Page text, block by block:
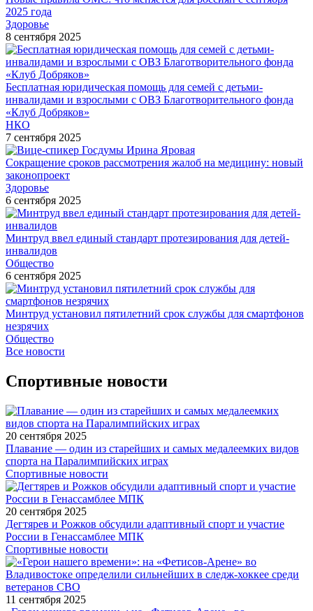
2025 года
Здоровье
8 сентября 2025
Бесплатная юридическая помощь для семей с детьми-
инвалидами и взрослыми с ОВЗ Благотворительного фонда
«Клуб Добряков»
НКО
7 сентября 2025
Сокращение сроков рассмотрения жалоб на медицину: новый
законопроект
Здоровье
6 сентября 2025
Минтруд ввел единый стандарт протезирования для детей-
инвалидов
Общество
6 сентября 2025
Минтруд установил пятилетний срок службы для смартфонов
незрячих
Общество
Все новости
Спортивные новости
20 сентября 2025
Плавание — один из старейших и самых медалеемких видов
спорта на Паралимпийских играх
Спортивные новости
20 сентября 2025
Дегтярев и Рожков обсудили адаптивный спорт и участие
России в Генассамблее МПК
Спортивные новости
11 сентября 2025